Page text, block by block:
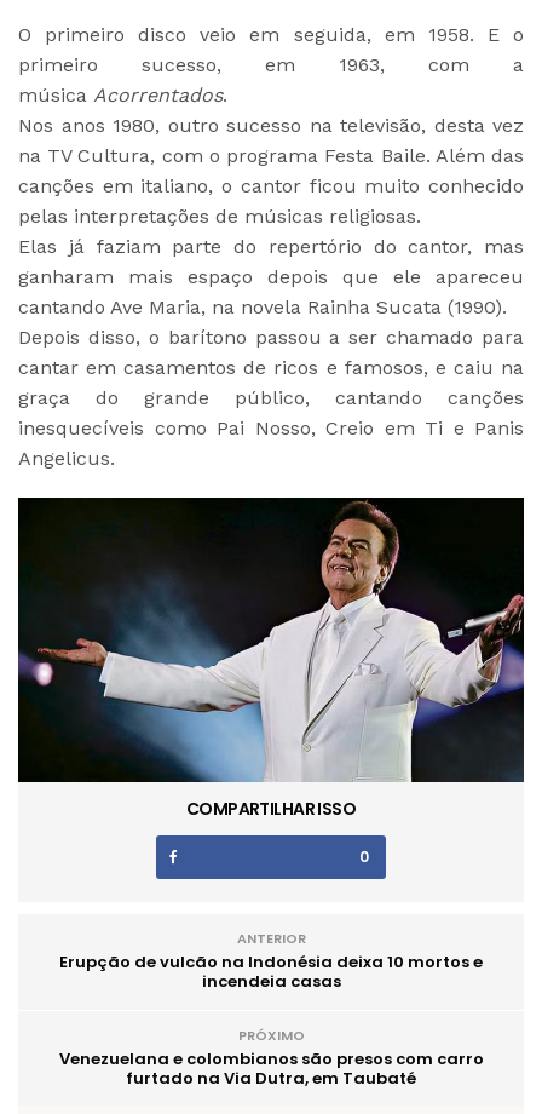
O primeiro disco veio em seguida, em 1958. E o
primeiro sucesso, em 1963, com a
música Acorrentados.
Nos anos 1980, outro sucesso na televisão, desta vez
na TV Cultura, com o programa Festa Baile. Além das
canções em italiano, o cantor ficou muito conhecido
pelas interpretações de músicas religiosas.
Elas já faziam parte do repertório do cantor, mas
ganharam mais espaço depois que ele apareceu
cantando Ave Maria, na novela Rainha Sucata (1990).
Depois disso, o barítono passou a ser chamado para
cantar em casamentos de ricos e famosos, e caiu na
graça do grande público, cantando canções
inesquecíveis como Pai Nosso, Creio em Ti e Panis
Angelicus.
COMPARTILHAR ISSO
0
ANTERIOR
Erupção de vulcão na Indonésia deixa 10 mortos e
incendeia casas
PRÓXIMO
Venezuelana e colombianos são presos com carro
furtado na Via Dutra, em Taubaté